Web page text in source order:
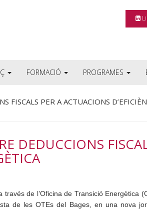
FORMACIÓ PROGRAMES
FISCALS PER A ACTUACIONS
DEDUCCIONS
de l’Oficina de Transició Energètica
de les OTEs del Bages, en una nova